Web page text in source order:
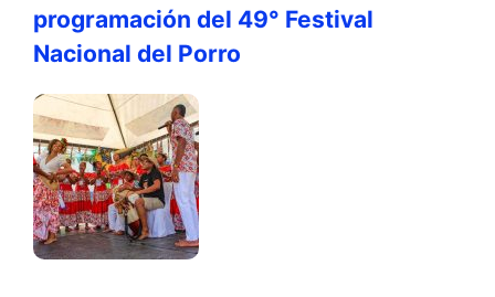
programación del 49° Festival
Nacional del Porro